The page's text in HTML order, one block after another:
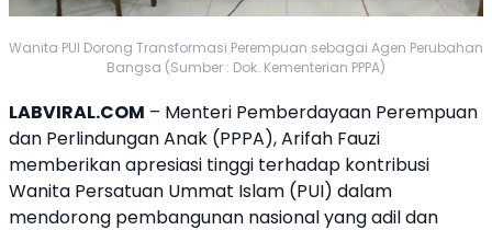
Wanita PUI Dorong Transformasi Perempuan sebagai Agen Perubahan
Bangsa (Sumber : Dok. Kementerian PPPA)
LABVIRAL.COM – Menteri Pemberdayaan Perempuan
dan Perlindungan Anak (PPPA),Arifah Fauzi
memberikan apresiasi tinggi terhadap kontribusi
Wanita Persatuan Ummat Islam (PUI) dalam
mendorong pembangunan nasional yang adil dan